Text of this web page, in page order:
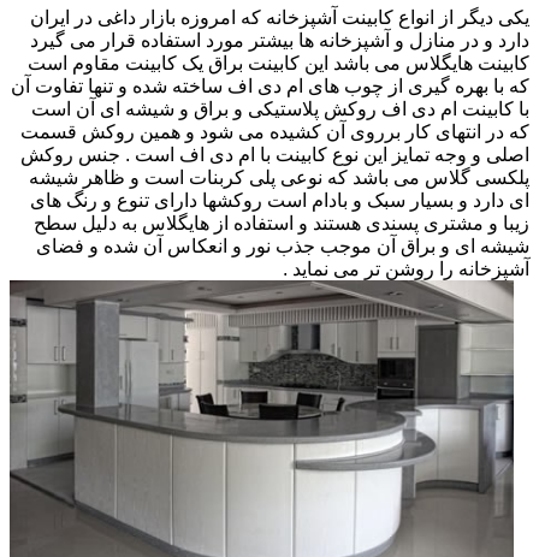
یکی دیگر از انواع کابینت آشپزخانه که امروزه بازار داغی در ایران
دارد و در منازل و آشپزخانه ها بیشتر مورد استفاده قرار می گیرد
کابینت هایگلاس می باشد این کابینت براق یک کابینت مقاوم است
که با بهره گیری از چوب های ام دی اف ساخته شده و تنها تفاوت آن
با کابینت ام دی اف روکش پلاستیکی و براق و شیشه ای آن است
که در انتهای کار برروی آن کشیده می شود و همین روکش قسمت
اصلی و وجه تمایز این نوع کابینت با ام دی اف است . جنس روکش
پلکسی گلاس می باشد که نوعی پلی کربنات است و ظاهر شیشه
ای دارد و بسیار سبک و بادام است روکشها دارای تنوع و رنگ های
زیبا و مشتری پسندی هستند و استفاده از هایگلاس به دلیل سطح
شیشه ای و براق آن موجب جذب نور و انعکاس آن شده و فضای
آشپزخانه را روشن تر می نماید .